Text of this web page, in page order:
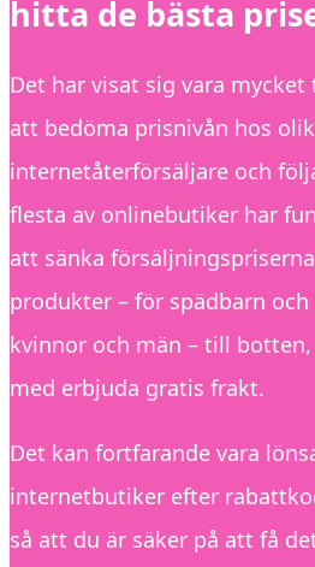
hitta de bästa
Det har visat sig vara
att bedöma prisnivån hos
internetåterförsäljare och
flesta av onlinebutiker har
att sänka
produkter – för spädbarn
kvinnor och män – till
med erbjuda gratis frakt.
Det kan fortfarande vara
internetbutiker efter
så att du är säker på att få